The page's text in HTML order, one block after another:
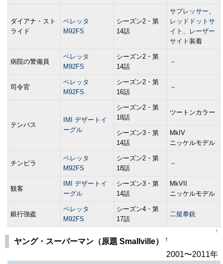
ダイアナ・スト
ライド
ベレッタ
M92FS
シーズン2・第
14話
サプレッサー、
レッドドットサ
イト 、
レーザー
サイト 装着
病院の警備員
ベレッタ
M92FS
シーズン2・第
14話
－
司令官
ベレッタ
M92FS
シーズン2・第
16話
－
テンパス
IMI デザートイ
ーグル
シーズン2・第
18話
ツートンカラー
シーズン3・第
14話
MkIV
ニッケルモデル
チンピラ
ベレッタ
M92FS
シーズン2・第
18話
－
観客
IMI デザートイ
ーグル
シーズン3・第
14話
MkVII
ニッケルモデル
銀行強盗
ベレッタ
M92FS
シーズン4・第
17話
二挺拳銃
↑
ヤング・スーパーマン（原題 Smallville） †
2001〜2011年